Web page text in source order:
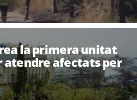
la primera unitat
atendre afectats per